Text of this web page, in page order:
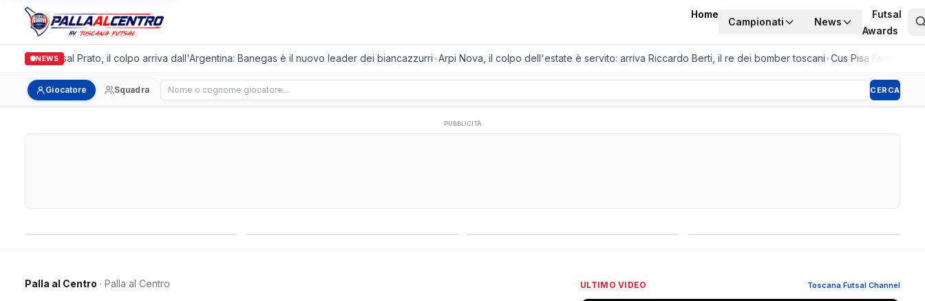
Home
Campionati News
Futsal
Awards
NEWS
Futsal Prato, il colpo arriva dall'Argentina: Banegas è il nuovo leader dei biancazzurri•Arpi Nova, il colpo dell'estate è servito: arriva Riccardo Berti, il re dei bomber toscani•Cus Pisa Femminile, la
Giocatore Squadra Cerca giocatore CERCA
PUBBLICITÀ
Palla al Centro · Palla al Centro ULTIMO VIDEO Toscana Futsal Channel